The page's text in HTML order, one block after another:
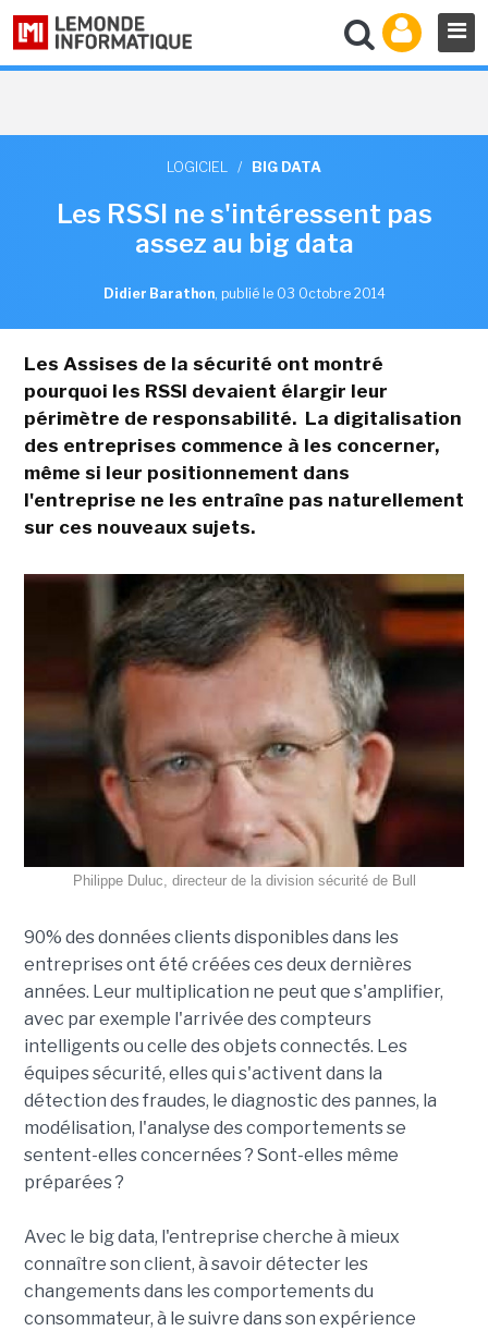
LOGICIEL / BIG DATA
Les RSSI ne s'intéressent pas
assez au big data
Didier Barathon, publié le 03 Octobre 2014
Les Assises de la sécurité ont montré
pourquoi les RSSI devaient élargir leur
périmètre de responsabilité. La digitalisation
des entreprises commence à les concerner,
même si leur positionnement dans
l'entreprise ne les entraîne pas naturellement
sur ces nouveaux sujets.
Philippe Duluc, directeur de la division sécurité de Bull
90% des données clients disponibles dans les
entreprises ont été créées ces deux dernières
années. Leur multiplication ne peut que s'amplifier,
avec par exemple l'arrivée des compteurs
intelligents ou celle des objets connectés. Les
équipes sécurité, elles qui s'activent dans la
détection des fraudes, le diagnostic des pannes, la
modélisation, l'analyse des comportements se
sentent-elles concernées ? Sont-elles même
préparées ?
Avec le big data, l'entreprise cherche à mieux
connaître son client, à savoir détecter les
changements dans les comportements du
consommateur, à le suivre dans son expérience